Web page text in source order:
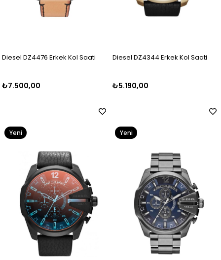
Diesel DZ4476 Erkek Kol Saati
₺7.500,00
Diesel DZ4344 Erkek Kol Saati
₺5.190,00
Yeni
Yeni